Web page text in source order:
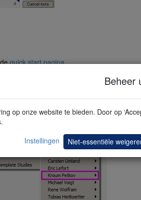
dequick start pagina.
selecteer de relevante toepassing in de
Beheer
op onze website te bieden. Door op
Instellingen
Niet-essentiële